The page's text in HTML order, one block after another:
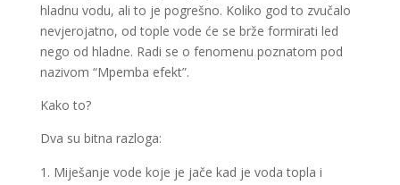
hladnu vodu, ali to je pogrešno. Koliko god to zvučalo
nevjerojatno, od tople vode će se brže formirati led
nego od hladne. Radi se o fenomenu poznatom pod
nazivom “Mpemba efekt”.
Kako to?
Dva su bitna razloga:
Miješanje vode koje je jače kad je voda topla i